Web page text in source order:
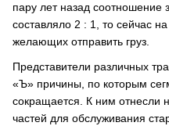
пару лет назад соотношение
составляло 2 : 1, то сейчас
желающих отправить груз.
Представители различных
«Ъ» причины, по которым
сокращается. К ним отнесли
частей для обслуживания